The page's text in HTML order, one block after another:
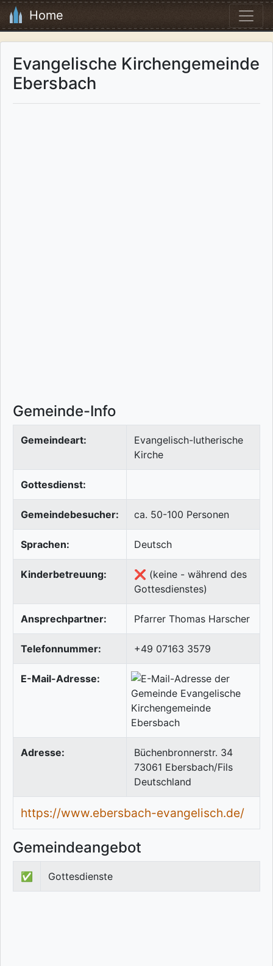
Home
Evangelische Kirchengemeinde
Ebersbach
Gemeinde-Info
Gemeindeart:
Evangelisch-lutherische
Kirche
Gottesdienst:
Gemeindebesucher: ca. 50-100 Personen
Sprachen: Deutsch
Kinderbetreuung:
❌ (keine - während des
Gottesdienstes)
Ansprechpartner: Pfarrer Thomas Harscher
Telefonnummer: +49 07163 3579
E-Mail-Adresse:
Adresse:
Büchenbronnerstr. 34
73061 Ebersbach/Fils
Deutschland
https://www.ebersbach-evangelisch.de/
Gemeindeangebot
✅ Gottesdienste